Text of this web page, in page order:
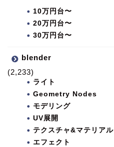
10万円台〜
20万円台〜
30万円台〜
blender
(2,233)
ライト
Geometry Nodes
モデリング
UV展開
テクスチャ&マテリアル
エフェクト